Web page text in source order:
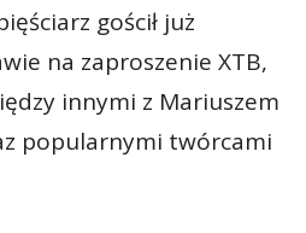
gościł już
na zaproszenie XTB,
innymi z Mariuszem
popularnymi twórcami